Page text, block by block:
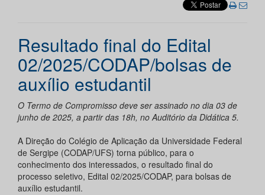
Resultado final do Edital
02/2025/CODAP/bolsas de
auxílio estudantil
O Termo de Compromisso deve ser assinado no dia 03 de
junho de 2025, a partir das 18h, no Auditório da Didática 5.
A Direção do Colégio de Aplicação da Universidade Federal
de Sergipe (CODAP/UFS) torna público, para o
conhecimento dos interessados, o resultado final do
processo seletivo, Edital 02/2025/CODAP, para bolsas de
auxílio estudantil.